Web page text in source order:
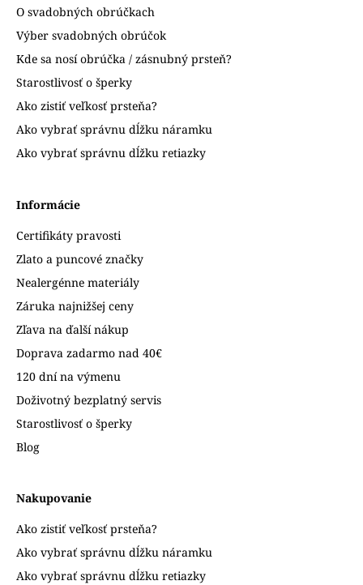
O svadobných obrúčkach
Výber svadobných obrúčok
Kde sa nosí obrúčka / zásnubný prsteň?
Starostlivosť o šperky
Ako zistiť veľkosť prsteňa?
Ako vybrať správnu dĺžku náramku
Ako vybrať správnu dĺžku retiazky
Informácie
Certifikáty pravosti
Zlato a puncové značky
Nealergénne materiály
Záruka najnižšej ceny
Zľava na ďalší nákup
Doprava zadarmo nad 40€
120 dní na výmenu
Doživotný bezplatný servis
Starostlivosť o šperky
Blog
Nakupovanie
Ako zistiť veľkosť prsteňa?
Ako vybrať správnu dĺžku náramku
Ako vybrať správnu dĺžku retiazky